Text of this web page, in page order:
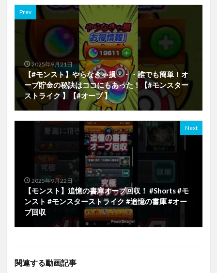
Prev
2025年9月21日
【#モンスト】やらなきゃ損・・・誰でも簡単！オ
ーブ貯金の秘訣はココにもあった！【#モンスター
ストライク 】【#オーブ 】
Next
2025年9月22日
【モンスト】追憶の書庫オーブ回収！ #Shorts #モ
ンスト #モンスターストライク #追憶の書庫 #オー
ブ回収
関連する動画記事